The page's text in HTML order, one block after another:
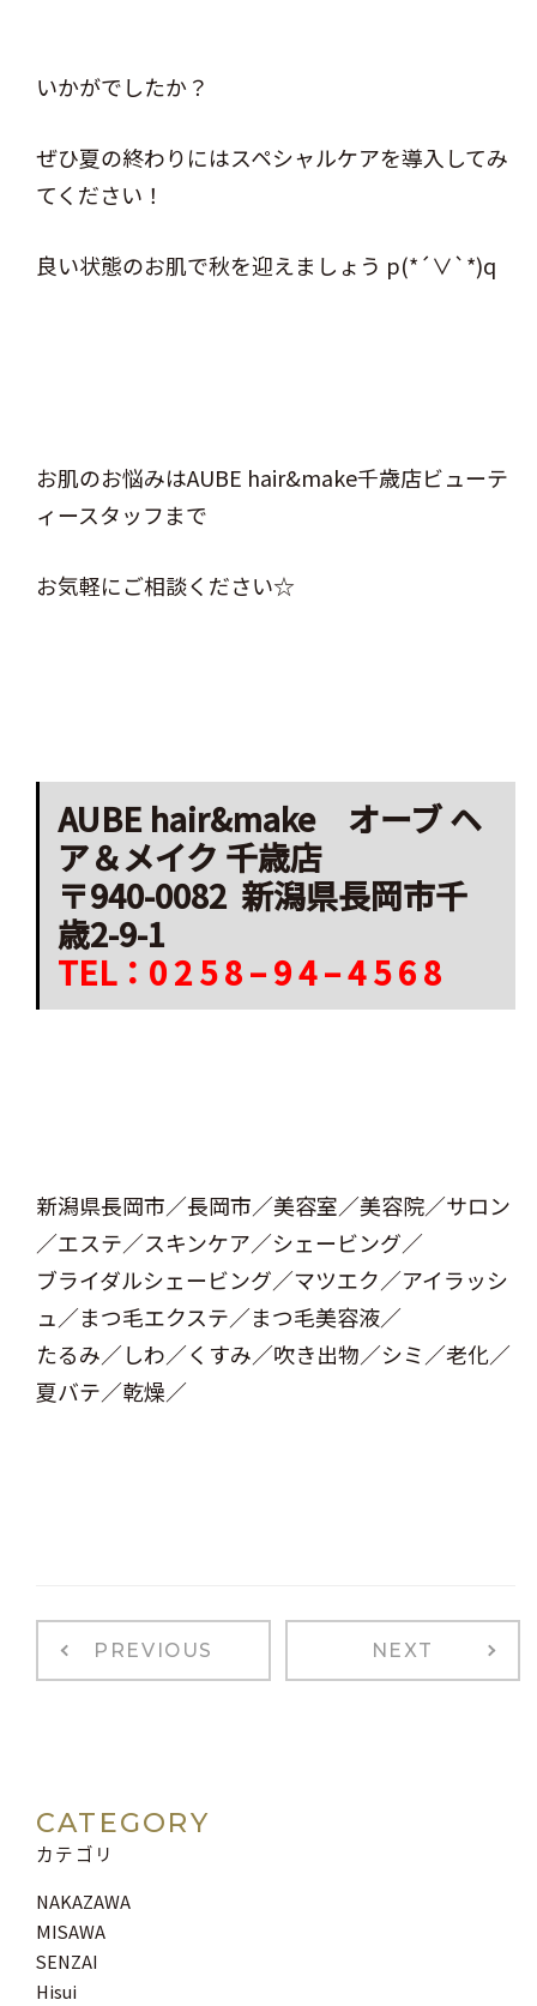
いかがでしたか？
ぜひ夏の終わりにはスペシャルケアを導入してみ
てください！
良い状態のお肌で秋を迎えましょう p(*´∨`*)q
お肌のお悩みはAUBE hair&make千歳店ビューテ
ィースタッフまで
お気軽にご相談ください☆
AUBE hair&make オーブ ヘ
ア＆メイク 千歳店
〒940-0082 新潟県長岡市千
歳2-9-1
TEL：0 2 5 8 – 9 4 – 4 5 6 8
新潟県長岡市／長岡市／美容室／美容院／サロン
／エステ／スキンケア／シェービング／
ブライダルシェービング／マツエク／アイラッシ
ュ／まつ毛エクステ／まつ毛美容液／
たるみ／しわ／くすみ／吹き出物／シミ／老化／
夏バテ／乾燥／
PREVIOUS NEXT
CATEGORY
カテゴリ
NAKAZAWA
MISAWA
SENZAI
Hisui